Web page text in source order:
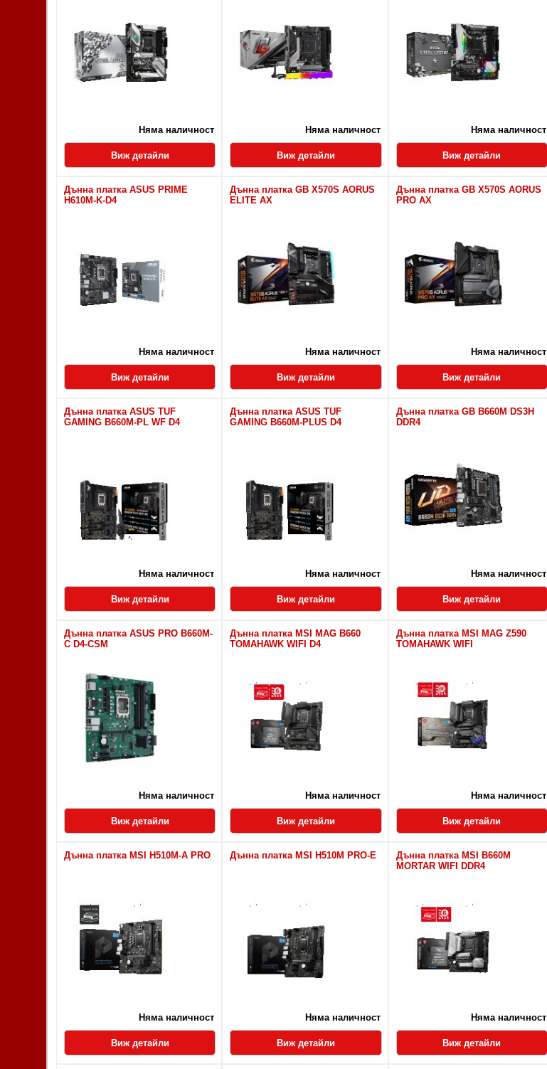
Няма наличност
Виж детайли
Няма наличност
Виж детайли
Няма наличност
Виж детайли
Дънна платка ASUS PRIME
H610M-K-D4
Няма наличност
Виж детайли
Дънна платка GB X570S AORUS
ELITE AX
Няма наличност
Виж детайли
Дънна платка GB X570S AORUS
PRO AX
Няма наличност
Виж детайли
Дънна платка ASUS TUF
GAMING B660M-PL WF D4
Няма наличност
Виж детайли
Дънна платка ASUS TUF
GAMING B660M-PLUS D4
Няма наличност
Виж детайли
Дънна платка GB B660M DS3H
DDR4
Няма наличност
Виж детайли
Дънна платка ASUS PRO B660M-
C D4-CSM
Няма наличност
Виж детайли
Дънна платка MSI MAG B660
TOMAHAWK WIFI D4
Няма наличност
Виж детайли
Дънна платка MSI MAG Z590
TOMAHAWK WIFI
Няма наличност
Виж детайли
Дънна платка MSI H510M-A PRO
Няма наличност
Виж детайли
Дънна платка MSI H510M PRO-E
Няма наличност
Виж детайли
Дънна платка MSI B660M
MORTAR WIFI DDR4
Няма наличност
Виж детайли